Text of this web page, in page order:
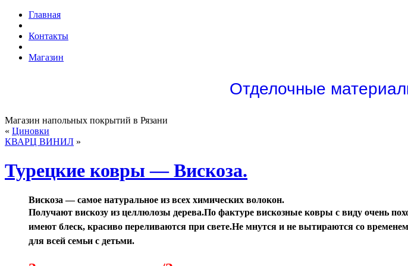
Главная
Контакты
Магазин
Отделочные
Магазин напольных покрытий в Рязани
« Циновки
КВАРЦ ВИНИЛ »
Турецкие ковры — Вискоза.
Вискоза — самое натуральное из всех химических волокон.
Получают вискозу из целлюлозы дерева.По фактуре вискозные ковры с виду очень
имеют блеск, красиво переливаются при свете.Не мнутся и не вытираются со
для всей семьи с детьми.